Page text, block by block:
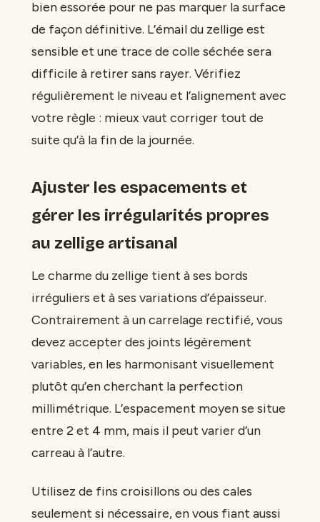
bien essorée pour ne pas marquer la surface
de façon définitive. L’émail du zellige est
sensible et une trace de colle séchée sera
difficile à retirer sans rayer. Vérifiez
régulièrement le niveau et l’alignement avec
votre règle : mieux vaut corriger tout de
suite qu’à la fin de la journée.
Ajuster les espacements et
gérer les irrégularités propres
au zellige artisanal
Le charme du zellige tient à ses bords
irréguliers et à ses variations d’épaisseur.
Contrairement à un carrelage rectifié, vous
devez accepter des joints légèrement
variables, en les harmonisant visuellement
plutôt qu’en cherchant la perfection
millimétrique. L’espacement moyen se situe
entre 2 et 4 mm, mais il peut varier d’un
carreau à l’autre.
Utilisez de fins croisillons ou des cales
seulement si nécessaire, en vous fiant aussi